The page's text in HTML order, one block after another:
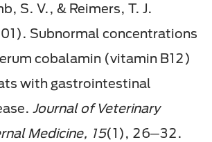
S. V., & Reimers, T. J.
Subnormal concentrations
cobalamin (vitamin B12)
with gastrointestinal
Journal of Veterinary
Medicine, 15(1), 26─32.